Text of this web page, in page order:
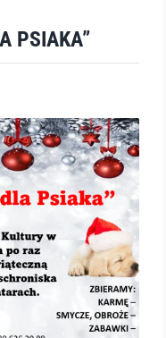
PSIAKA”